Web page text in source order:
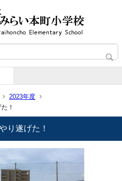
2023年度
！
り遂げた！